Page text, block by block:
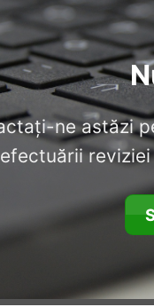
ne astăzi
efectuării